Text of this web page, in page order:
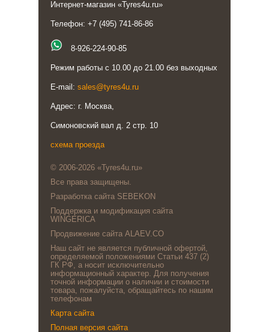
Интернет-магазин «Tyres4u.ru»
Телефон: +7 (495) 741-86-86
8-926-224-90-85
Режим работы с 10.00 до 21.00 без выходных
E-mail: sales@tyres4u.ru
Адрес: г. Москва,
Симоновский вал д. 2 стр. 10
схема проезда
© 2006-2026 «Tyres4u.ru»
Все права защищены.
Разработка сайта SEBEKON
Поддержка и модификация сайта
WINGERICA
Продвижение сайта ALAEV.CO
Наш сайт не является публичной офертой,
определяемой положениями Статьи 437 (2)
ГК РФ, а носит исключительно
информационный характер. Для получения
точной информации о наличии и стоимости
товара, пожалуйста, обращайтесь по нашим
телефонам
Карта сайта
Полная версия сайта